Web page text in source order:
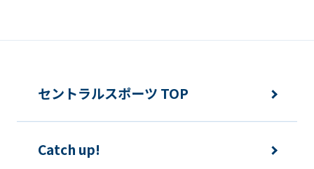
ご利用上の諸連絡や利用状況の確認の
む）等、新商品・サービスの立案・開
セントラルスポーツ TOP
Catch up!